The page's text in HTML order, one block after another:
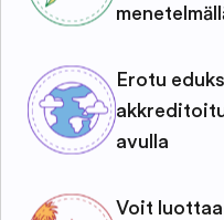
Erotu
avulla
Voit